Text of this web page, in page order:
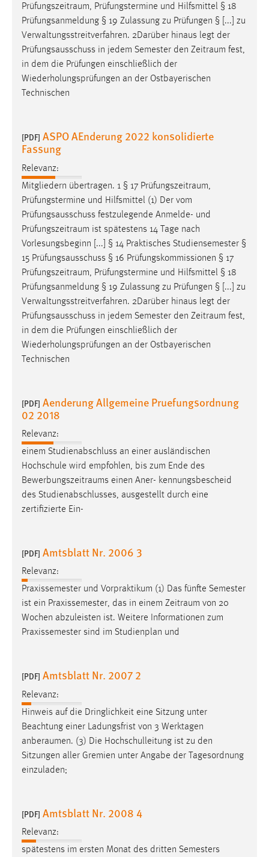
Prüfungszeitraum, Prüfungstermine und Hilfsmittel § 18
Prüfungsanmeldung § 19 Zulassung zu Prüfungen § [...] zu
Verwaltungsstreitverfahren. 2Darüber hinaus legt der
Prüfungsausschuss in jedem Semester den Zeitraum fest,
in dem die Prüfungen einschließlich der
Wiederholungsprüfungen an der Ostbayerischen
Technischen
[PDF] ASPO AEnderung 2022 konsolidierte
Fassung
Relevanz:
Mitgliedern übertragen. 1 § 17 Prüfungszeitraum,
Prüfungstermine und Hilfsmittel (1) Der vom
Prüfungsausschuss festzulegende Anmelde- und
Prüfungszeitraum ist spätestens 14 Tage nach
Vorlesungsbeginn [...] § 14 Praktisches Studiensemester §
15 Prüfungsausschuss § 16 Prüfungskommissionen § 17
Prüfungszeitraum, Prüfungstermine und Hilfsmittel § 18
Prüfungsanmeldung § 19 Zulassung zu Prüfungen § [...] zu
Verwaltungsstreitverfahren. 2Darüber hinaus legt der
Prüfungsausschuss in jedem Semester den Zeitraum fest,
in dem die Prüfungen einschließlich der
Wiederholungsprüfungen an der Ostbayerischen
Technischen
[PDF] Aenderung Allgemeine Pruefungsordnung
02 2018
Relevanz:
einem Studienabschluss an einer ausländischen
Hochschule wird empfohlen, bis zum Ende des
Bewerbungszeitraums einen Aner- kennungsbescheid
des Studienabschlusses, ausgestellt durch eine
zertifizierte Ein-
[PDF] Amtsblatt Nr. 2006 3
Relevanz:
Praxissemester und Vorpraktikum (1) Das fünfte Semester
ist ein Praxissemester, das in einem Zeitraum von 20
Wochen abzuleisten ist. Weitere Informationen zum
Praxissemester sind im Studienplan und
[PDF] Amtsblatt Nr. 2007 2
Relevanz:
Hinweis auf die Dringlichkeit eine Sitzung unter
Beachtung einer Ladungsfrist von 3 Werktagen
anberaumen. (3) Die Hochschulleitung ist zu den
Sitzungen aller Gremien unter Angabe der Tagesordnung
einzuladen;
[PDF] Amtsblatt Nr. 2008 4
Relevanz:
spätestens im ersten Monat des dritten Semesters